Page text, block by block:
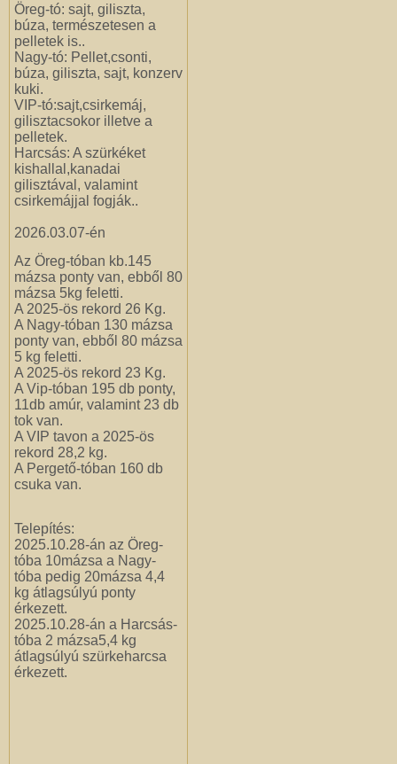
Öreg-tó: sajt, giliszta,
búza, természetesen a
pelletek is..
Nagy-tó: Pellet,csonti,
búza, giliszta, sajt, konzerv
kuki.
VIP-tó:sajt,csirkemáj,
gilisztacsokor illetve a
pelletek.
Harcsás: A szürkéket
kishallal,kanadai
gilisztával, valamint
csirkemájjal fogják..
2026.03.07-én
Az Öreg-tóban kb.145
mázsa ponty van, ebből 80
mázsa 5kg feletti.
A 2025-ös rekord 26 Kg.
A Nagy-tóban 130 mázsa
ponty van, ebből 80 mázsa
5 kg feletti.
A 2025-ös rekord 23 Kg.
A Vip-tóban 195 db ponty,
11db amúr, valamint 23 db
tok van.
A VIP tavon a 2025-ös
rekord 28,2 kg.
A Pergető-tóban 160 db
csuka van.
Telepítés:
2025.10.28-án az Öreg-
tóba 10mázsa a Nagy-
tóba pedig 20mázsa 4,4
kg átlagsúlyú ponty
érkezett.
2025.10.28-án a Harcsás-
tóba 2 mázsa5,4 kg
átlagsúlyú szürkeharcsa
érkezett.